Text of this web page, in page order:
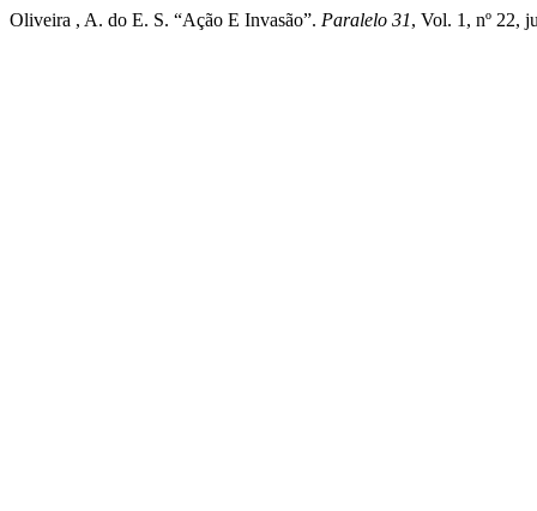
Oliveira , A. do E. S. “Ação E Invasão”. Paralelo 31, Vol. 1, nº 22,